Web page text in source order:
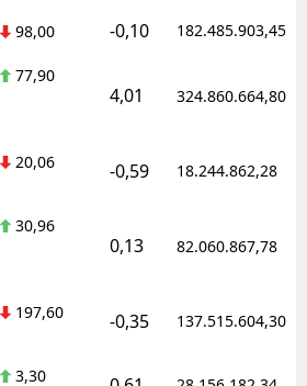
98,00 -0,10 182.485.903,45
77,90
4,01 324.860.664,80
20,06 -0,59 18.244.862,28
30,96
0,13 82.060.867,78
197,60 -0,35 137.515.604,30
3,30